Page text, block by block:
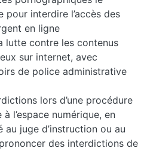
pour interdire l’accès des
en ligne
lutte contre les contenus
sur internet, avec
de police administrative
lors d’une procédure
l’espace numérique, en
juge d’instruction ou au
des interdictions de